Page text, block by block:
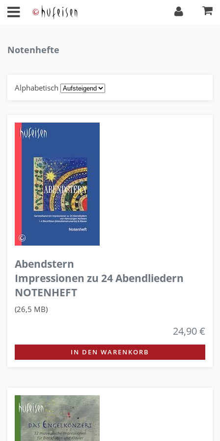
Notenhefte
Alphabetisch
Abendstern
Impressionen zu 24 Abendliedern
NOTENHEFT
(26,5 MB)
24,90 €
IN DEN WARENKORB